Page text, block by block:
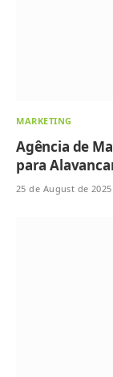
MARKETING
Agência de
para
25 de August de 2025